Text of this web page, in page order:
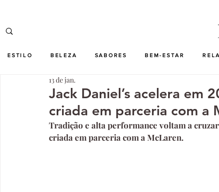
ESTILO BELEZA SABORES BEM-ESTAR
Jack Daniel’s acelera em
criada em parceria com a
13 de jan.
Tradição e alta performance voltam a
criada em parceria com a McLaren.